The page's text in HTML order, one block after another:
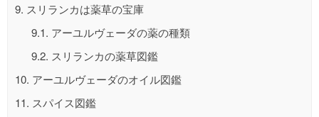
9. スリランカは薬草の宝庫
9.1. アーユルヴェーダの薬の種類
9.2. スリランカの薬草図鑑
10. アーユルヴェーダのオイル図鑑
11. スパイス図鑑